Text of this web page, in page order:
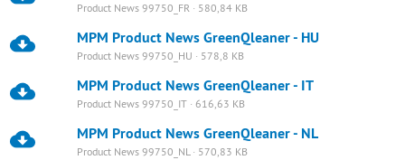
Product News 99750_FR · 580,84 KB
MPM Product News GreenQleaner - HU
Product News 99750_HU · 578,8 KB
MPM Product News GreenQleaner - IT
Product News 99750_IT · 616,63 KB
MPM Product News GreenQleaner - NL
Product News 99750_NL · 570,83 KB